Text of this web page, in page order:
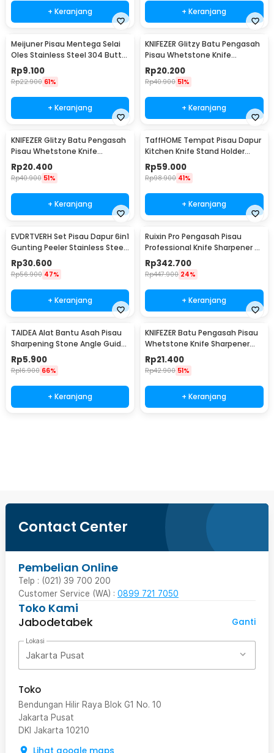
+ Keranjang + Keranjang
Meijuner Pisau Mentega Selai
Oles Stainless Steel 304 Butter
Knife - SS430
Rp9.100
Rp22.900 61%
+ Keranjang
KNIFEZER Glitzy Batu Pengasah
Pisau Whetstone Knife
Sharpener 18cm 1000/6000 -
WKSS-01
Rp20.200
Rp40.900 51%
+ Keranjang
KNIFEZER Glitzy Batu Pengasah
Pisau Whetstone Knife
Sharpener 1000/3000 - Wkss-
02
Rp20.400
Rp40.900 51%
+ Keranjang
TaffHOME Tempat Pisau Dapur
Kitchen Knife Stand Holder
Stainless Steel - SUS430
Rp59.000
Rp98.900 41%
+ Keranjang
EVDRTVERH Set Pisau Dapur 6in1
Gunting Peeler Stainless Steel
- ER-0278
Rp30.600
Rp56.900 47%
+ Keranjang
Ruixin Pro Pengasah Pisau
Professional Knife Sharpener -
RX-008
Rp342.700
Rp447.900 24%
+ Keranjang
TAIDEA Alat Bantu Asah Pisau
Sharpening Stone Angle Guide
- TG1091
Rp5.900
Rp16.900 66%
+ Keranjang
KNIFEZER Batu Pengasah Pisau
Whetstone Knife Sharpener
240/800 - Wkss-03
Rp21.400
Rp42.900 51%
+ Keranjang
Contact Center
Pembelian Online
Telp : (021) 39 700 200
Customer Service (WA) : 0899 721 7050
Toko Kami
Jabodetabek
Ganti
Lokasi
Jakarta Pusat
Toko
Bendungan Hilir Raya Blok G1 No. 10
Jakarta Pusat
DKI Jakarta 10210
Lihat google maps